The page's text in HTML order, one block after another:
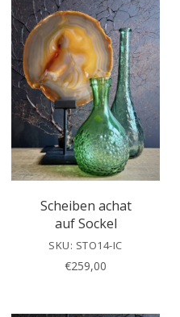
Scheiben achat
auf Sockel
SKU: STO14-IC
€259,00